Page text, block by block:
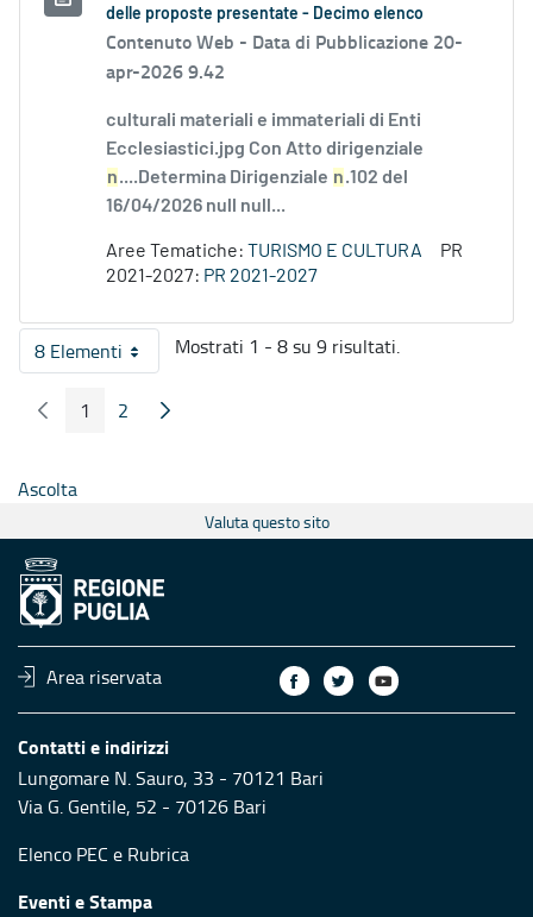
delle proposte presentate - Decimo elenco
Contenuto Web - Data di Pubblicazione 20-
apr-2026 9.42
culturali materiali e immateriali di Enti
Ecclesiastici.jpg Con Atto dirigenziale
n....Determina Dirigenziale n.102 del
16/04/2026 null null...
Aree Tematiche: TURISMO E CULTURA
PR
2021-2027: PR 2021-2027
8 ElementiPer pagina
Mostrati 1 - 8 su 9 risultati.
Pagina Precedente
Pagina
1 Pagina
2 Pagina Seguente
Ascolta
Valuta questo sito
Area riservata
Contatti e indirizzi
Lungomare N. Sauro, 33 - 70121 Bari
Via G. Gentile, 52 - 70126 Bari
Elenco PEC e Rubrica
Eventi e Stampa